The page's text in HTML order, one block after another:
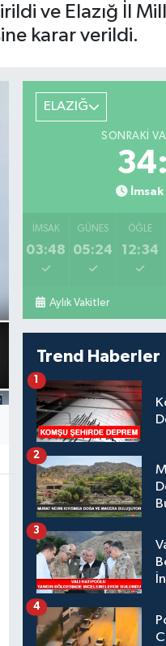
ve Elazığ İl
karar verildi.
ELAZIĞ
SONRAKI
İmsak
İMSAK
03:48
GÜNEŞ
05:24
ÖĞLE
12:34
Aylık Vakitler
Trend Haberler
1
2
3
4